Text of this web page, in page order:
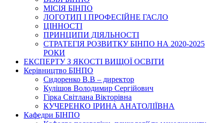
МІСІЯ БІНПО
ЛОГОТИП І ПРОФЕСІЙНЕ ГАСЛО
ЦІННОСТІ
ПРИНЦИПИ ДІЯЛЬНОСТІ
СТРАТЕГІЯ РОЗВИТКУ БІНПО НА 2020-2025
РОКИ
ЕКСПЕРТУ З ЯКОСТІ ВИЩОЇ ОСВІТИ
Керівництво БІНПО
Сидоренко В.В – директор
Кулішов Володимир Сергійович
Гірка Світлана Вікторівна
КУЧЕРЕНКО ІРИНА АНАТОЛІЇВНА
Кафедри БІНПО